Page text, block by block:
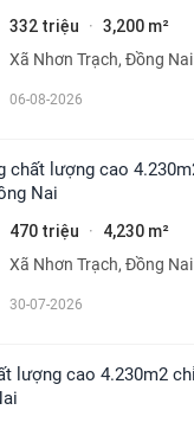
332 triệu · 3,200 m²
Xã Nhơn Trạch, Đồng Nai
06-08-2026
Nai
470 triệu · 4,230 m²
Xã Nhơn Trạch, Đồng Nai
30-07-2026